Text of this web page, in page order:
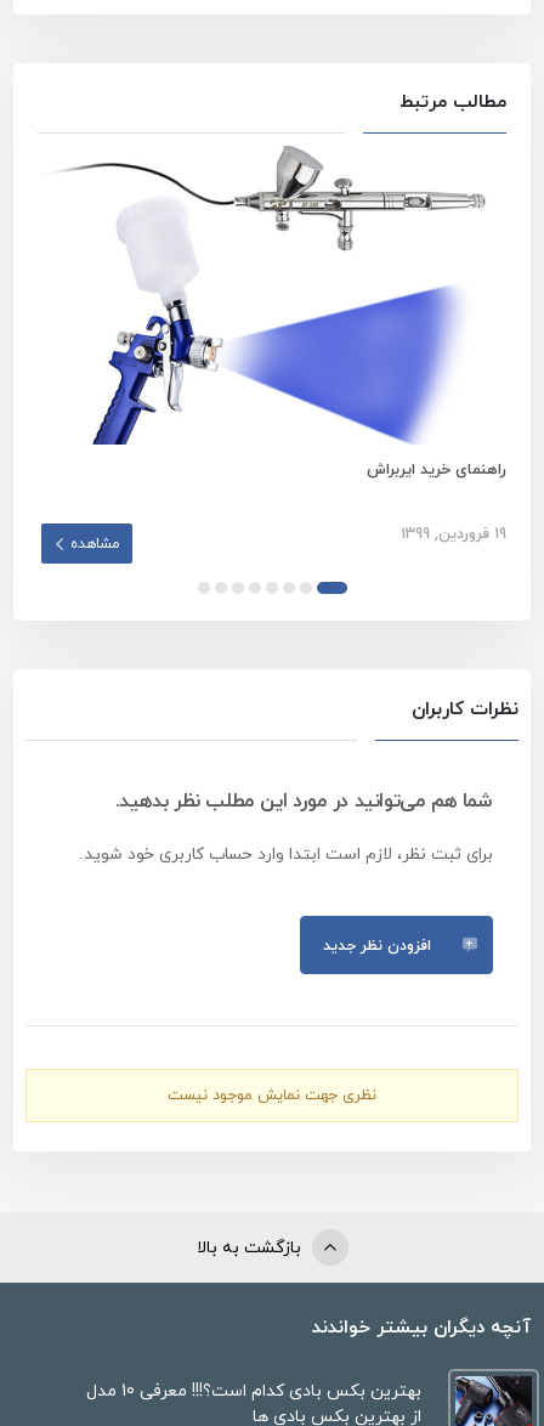
مطالب مرتبط
راهنمای خرید ایربراش
19 فروردین, 1399 مشاهده
نظرات کاربران
شما هم می‌توانید در مورد این مطلب نظر بدهید.
برای ثبت نظر، لازم است ابتدا وارد حساب کاربری خود شوید.
افزودن نظر جدید
نظری جهت نمایش موجود نیست
بازگشت به بالا
آنچه دیگران بیشتر خواندند
بهترین بکس بادی کدام است؟!!! معرفی 10 مدل
از بهترین بکس بادی ها